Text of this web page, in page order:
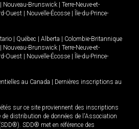
Nouveau-Brunswick
Terre-Neuve-et-
Ouest Nouvelle-Écosse
Île-du-Prince-
Québec Alberta
Colombie-Britannique
Nouveau-Brunswick
Terre-Neuve-et-
Ouest Nouvelle-Écosse
Île-du-Prince-
au Canada
Dernières inscriptions au
sur ce site proviennent des inscriptions
de distribution de données de l'Association
SDD® met en référence des